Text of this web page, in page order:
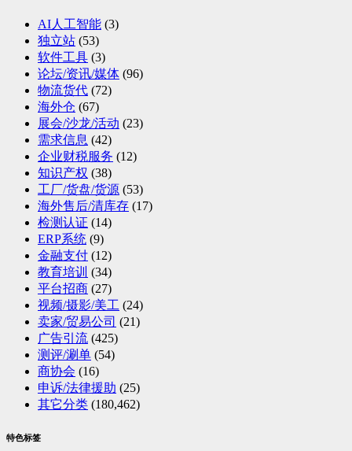
AI人工智能 (3)
独立站 (53)
软件工具 (3)
论坛/资讯/媒体 (96)
物流货代 (72)
海外仓 (67)
展会/沙龙/活动 (23)
需求信息 (42)
企业财税服务 (12)
知识产权 (38)
工厂/货盘/货源 (53)
海外售后/清库存 (17)
检测认证 (14)
ERP系统 (9)
金融支付 (12)
教育培训 (34)
平台招商 (27)
视频/摄影/美工 (24)
卖家/贸易公司 (21)
广告引流 (425)
测评/涮单 (54)
商协会 (16)
申诉/法律援助 (25)
其它分类 (180,462)
特色标签